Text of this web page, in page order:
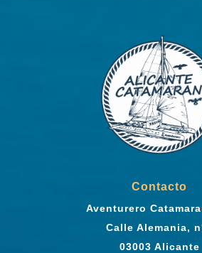
Contacto
Aventurero
Calle Alemania,
03003 Alicante